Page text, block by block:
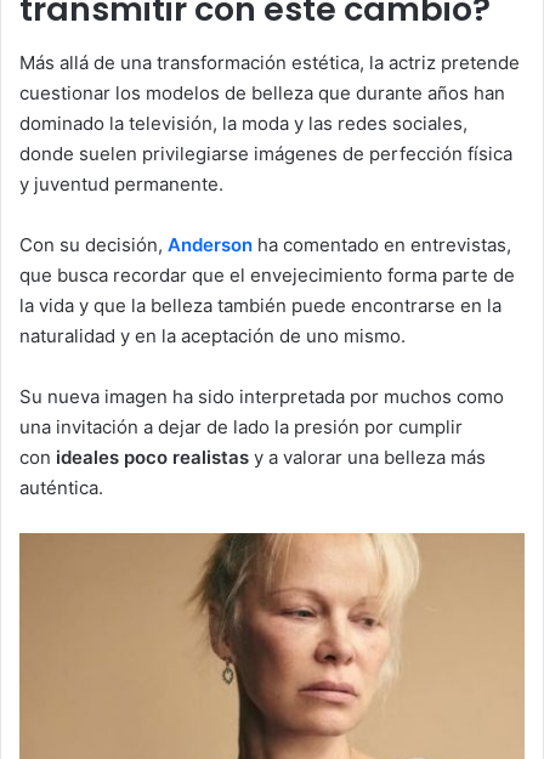
Más allá de una transformación estética, la actriz pretende
cuestionar los modelos de belleza que durante años han
dominado la televisión, la moda y las redes sociales,
donde suelen privilegiarse imágenes de perfección física
y juventud permanente.
Con su decisión, Anderson ha comentado en entrevistas,
que busca recordar que el envejecimiento forma parte de
la vida y que la belleza también puede encontrarse en la
naturalidad y en la aceptación de uno mismo.
Su nueva imagen ha sido interpretada por muchos como
una invitación a dejar de lado la presión por cumplir
con ideales poco realistas y a valorar una belleza más
auténtica.